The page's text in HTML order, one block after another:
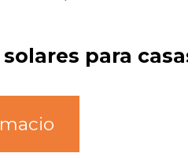
para